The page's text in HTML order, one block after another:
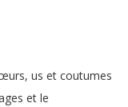
us et coutumes
et le